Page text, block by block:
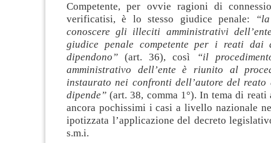
Competente, per ovvie ragioni di
verificatisi, è lo stesso giudice penale:
conoscere gli illeciti amministrativi
giudice penale competente per i reati dai
dipendono” (art. 36), così
“il
amministrativo dell’ente è riunito al
instaurato nei confronti dell’autore del
dipende” (art. 38, comma 1°). In tema di reati
ancora pochissimi i casi a livello nazionale
ipotizzata l’applicazione del decreto
s.m.i.